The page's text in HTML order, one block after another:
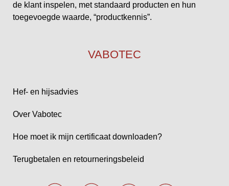
de klant inspelen, met standaard producten en hun
toegevoegde waarde, “productkennis”.
VABOTEC
Hef- en hijsadvies
Over Vabotec
Hoe moet ik mijn certificaat downloaden?
Terugbetalen en retourneringsbeleid